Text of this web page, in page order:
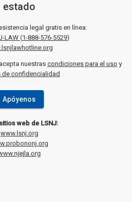
estado
legal gratis en línea:
LAW (1-888-576-5529)
nuestras condiciones para el uso y
de confidencialidad
Apóyenos
web de LSNJ:
www.lsnj.org